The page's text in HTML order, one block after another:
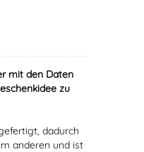
mit den Daten
zu
dadurch
anderen und ist